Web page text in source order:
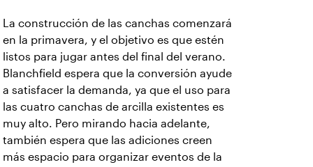
La construcción de las canchas comenzará
en la primavera, y el objetivo es que estén
listos para jugar antes del final del verano.
Blanchfield espera que la conversión ayude
a satisfacer la demanda, ya que el uso para
las cuatro canchas de arcilla existentes es
muy alto. Pero mirando hacia adelante,
también espera que las adiciones creen
más espacio para organizar eventos de la